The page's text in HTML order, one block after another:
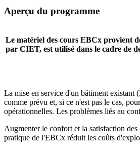
Aperçu du programme
Le matériel des cours EBCx provient
par CIET, est utilisé dans le cadre de
La mise en service d'un bâtiment existant
comme prévu et, si ce n'est pas le cas,
opérationnelles. Les problèmes liés au
Augmenter le confort et la satisfaction
pratique de l'EBCx réduit les coûts